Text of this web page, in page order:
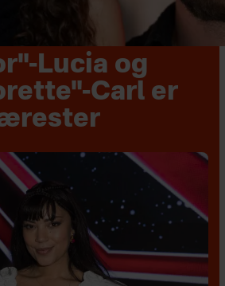
Lucia og
Carl er